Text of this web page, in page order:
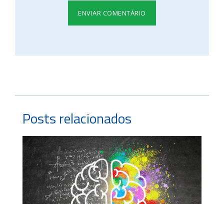
Posts relacionados